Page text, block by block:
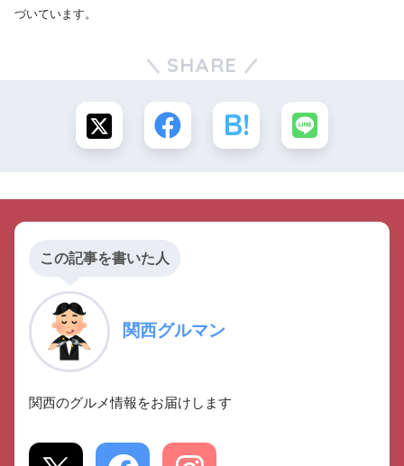
づいています。
SHARE
この記事を書いた人
関西グルマン
関西のグルメ情報をお届けします